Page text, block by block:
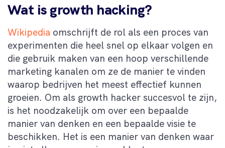
Wat is growth hacking?
Wikipedia omschrijft de rol als een proces van
experimenten die heel snel op elkaar volgen en
die gebruik maken van een hoop verschillende
marketing kanalen om ze de manier te vinden
waarop bedrijven het meest effectief kunnen
groeien. Om als growth hacker succesvol te zijn,
is het noodzakelijk om over een bepaalde
manier van denken en een bepaalde visie te
beschikken. Het is een manier van denken waar